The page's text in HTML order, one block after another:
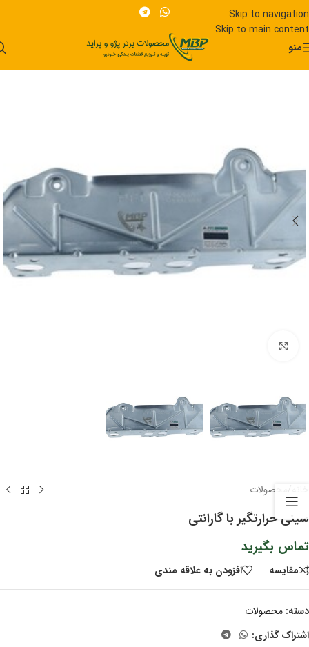
Skip to navigation
Skip to main content
منو
محصولات
سینی حرارتگیر با گارانتی
تماس بگیرید
مقايسه افزودن به علاقه مندی
دسته: محصولات
اشتراک گذاری: